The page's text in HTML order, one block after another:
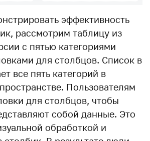
эффективность
рассмотрим таблицу из
с пятью категориями
для столбцов. Список в
все пять категорий в
Пользователям
для столбцов, чтобы
собой данные. Это
обработкой и